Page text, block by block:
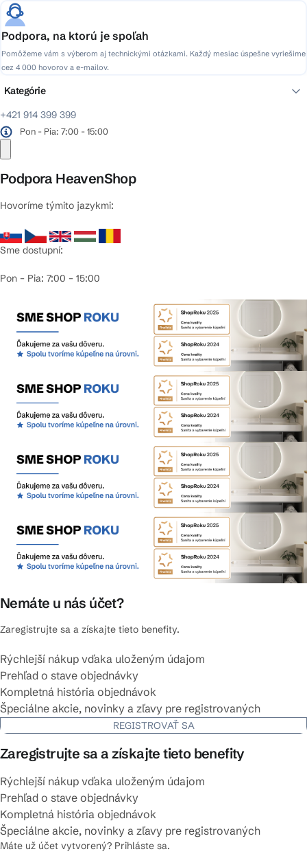
Podpora, na ktorú je spoľah
Pomôžeme vám s výberom aj technickými otázkami. Každý mesiac úspešne vyriešime
cez 4 000 hovorov a e-mailov.
+421 914 399 399
Pon - Pia: 7:00 - 15:00
Podpora HeavenShop
Hovoríme týmito jazykmi:
Sme dostupní:
Pon – Pia: 7:00 – 15:00
Nemáte u nás účet?
Zaregistrujte sa a získajte tieto benefity.
Rýchlejší nákup vďaka uloženým údajom
Prehľad o stave objednávky
Kompletná história objednávok
Špeciálne akcie, novinky a zľavy pre registrovaných
REGISTROVAŤ SA
Zaregistrujte sa a získajte tieto benefity
Rýchlejší nákup vďaka uloženým údajom
Prehľad o stave objednávky
Kompletná história objednávok
Špeciálne akcie, novinky a zľavy pre registrovaných
Máte už účet vytvorený? Prihláste sa.
Kategórie